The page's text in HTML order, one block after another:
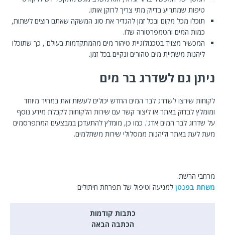
טיפות שמתריע בדיוק מתי צריך לרוקן אותו.
תוכלו מכל מקום ובכל זמן להגדיר את סוג המשקה שאתם רוצים לשתות,
כמות המים והטמפרטורה שלו.
המכשיר מצויד בטכנולוגיית טיהור מים מהמתקדמות בעולם , כך שתוכלו
ליהנות משתיית מים טהורים ונקיים בכל זמן.
ניתן גם לשדרג בר מים
לקוחות שירצו לשדרג לבר המים החדש יכולים לעשות זאת במחיר מיוחד
ומומלץ לבדוק באתר או ליצור קשר עם שירות הלקוחות לקבלת מידע נוסף
על שדרוג לבר המים אדג'. כמו כן, מומלץ להתעדכן במבצעים המתפרסמים
מעת לעת באתר וליהנות ממסלולי שירות משתלמים.
מרחבי הרשת:
משחת בפנטן למניעה וטיפול של תפרחת חיתולים
כתבות קודמות
הכתבה הבאה